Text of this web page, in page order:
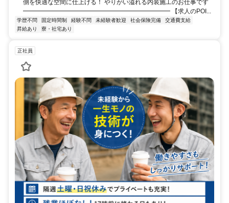
側を快適な空間に仕上げる！ やりがい溢れる内装施工のお仕事です
━━━━━━━━━━━━━━━━━━━━━━━━ 【求人のPOI...
学歴不問 固定時間制 経験不問 未経験者歓迎 社会保険完備
交通費支給
昇給あり
寮・社宅あり
正社員